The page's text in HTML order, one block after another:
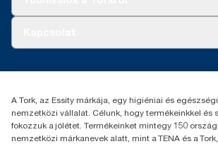
+36 1 392 2176
H-1021 Budapest
Budakeszi út 51.
A Tork, az Essity márkája, egy higiéniai és
nemzetközi vállalat. Célunk, hogy termékeinkkel és
fokozzuk a jólétet. Termékeinket mintegy 150
nemzetközi márkanevek alatt, mint a TENA és a